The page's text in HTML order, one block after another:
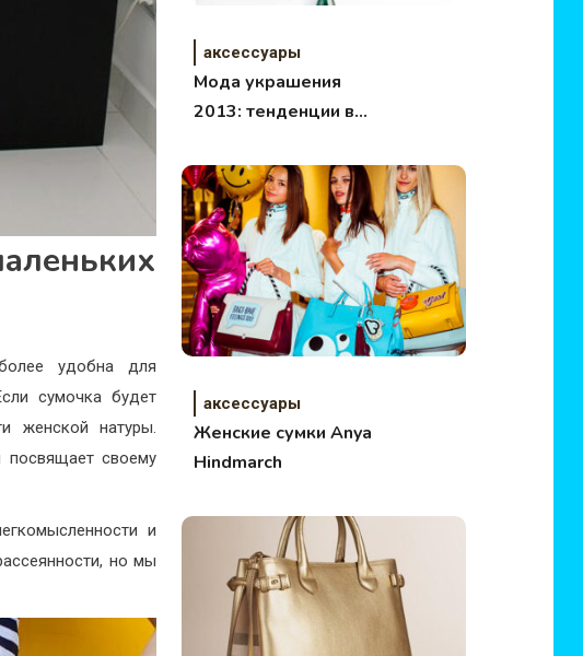
удобна для
сумочка будет
женской натуры.
своему
и
но мы
аксессуары
Мода украшения
2013: тенденции в
аксессуары
Женские сумки Anya
Hindmarch